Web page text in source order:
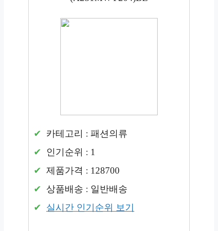
카테고리 : 패션의류
인기순위 : 1
제품가격 : 128700
상품배송 : 일반배송
실시간 인기순위 보기